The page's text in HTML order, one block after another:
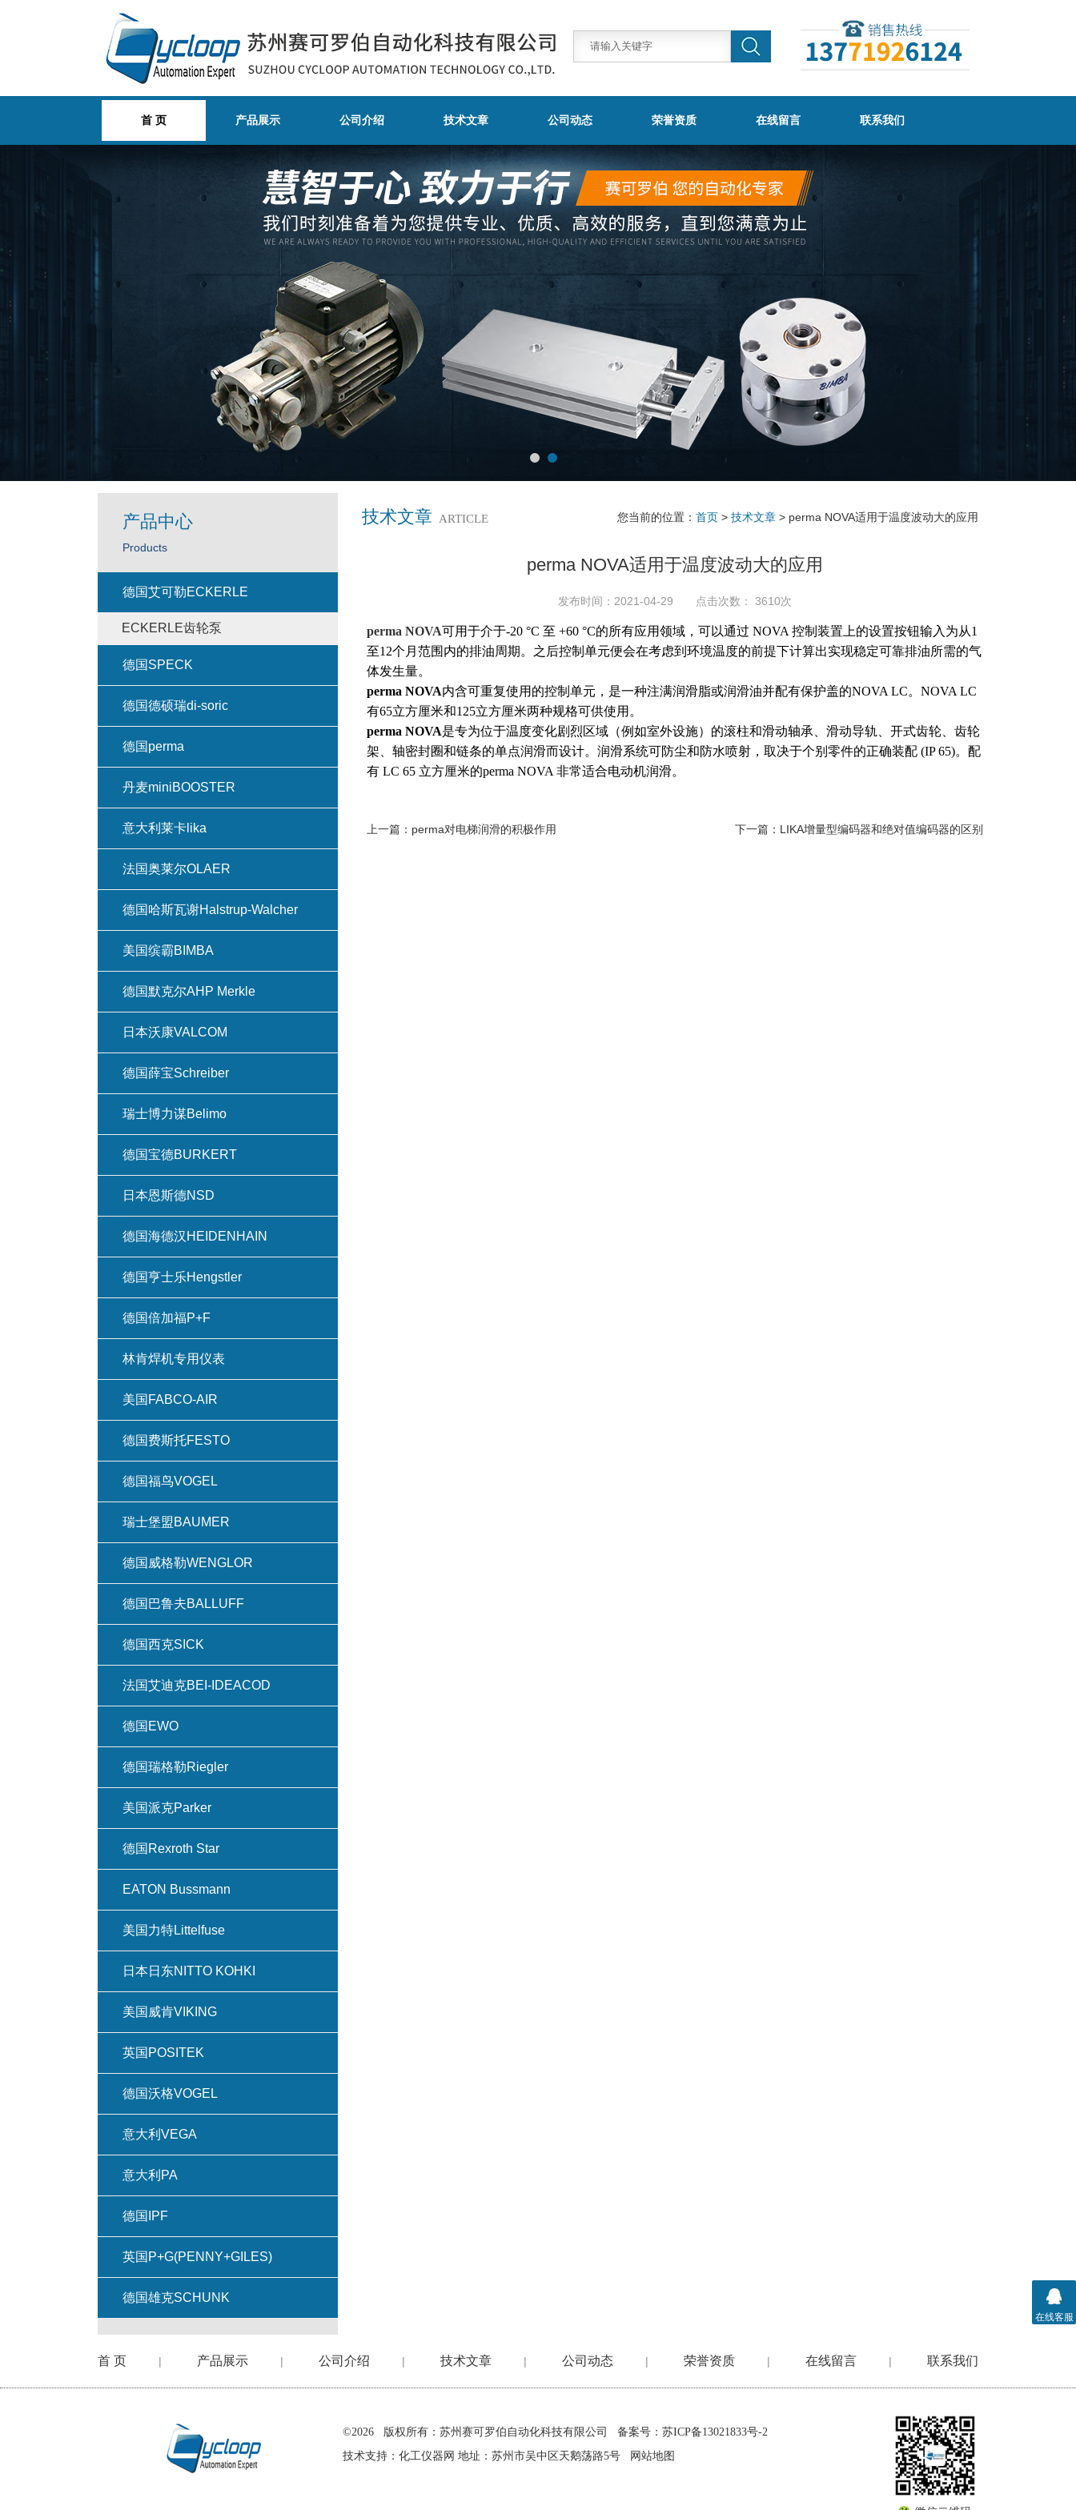
首 页 产品展示 公司介绍 技术文章 公司动态 荣誉资质 在线留言 联系我们
技术文章 ARTICLE 您当前的位置： 首页 > 技术文章 > perma NOVA适用于温度波动大的应用
perma NOVA适用于温度波动大的应用
发布时间：2021-04-29 点击次数： 3610次
perma NOVA可用于介于-20 °C 至 +60 °C的所有应用领域，可以通过 NOVA 控制装置上的设置按钮输入为从1
至12个月范围内的排油周期。之后控制单元便会在考虑到环境温度的前提下计算出实现稳定可靠排油所需的气
体发生量。
perma NOVA内含可重复使用的控制单元，是一种注满润滑脂或润滑油并配有保护盖的NOVA LC。NOVA LC
有65立方厘米和125立方厘米两种规格可供使用。
perma NOVA是专为位于温度变化剧烈区域（例如室外设施）的滚柱和滑动轴承、滑动导轨、开式齿轮、齿轮
架、轴密封圈和链条的单点润滑而设计。润滑系统可防尘和防水喷射，取决于个别零件的正确装配 (IP 65)。配
有 LC 65 立方厘米的perma NOVA 非常适合电动机润滑。
下一篇： LIKA增量型编码器和绝对值编码器的区别
上一篇： perma对电梯润滑的积极作用
产品中心
Products
德国艾可勒ECKERLE
ECKERLE齿轮泵
德国SPECK
德国德硕瑞di-soric
德国perma
丹麦miniBOOSTER
意大利莱卡lika
法国奥莱尔OLAER
德国哈斯瓦谢Halstrup-Walcher
美国缤霸BIMBA
德国默克尔AHP Merkle
日本沃康VALCOM
德国薛宝Schreiber
瑞士博力谋Belimo
德国宝德BURKERT
日本恩斯德NSD
德国海德汉HEIDENHAIN
德国亨士乐Hengstler
德国倍加福P+F
林肯焊机专用仪表
美国FABCO-AIR
德国费斯托FESTO
德国福鸟VOGEL
瑞士堡盟BAUMER
德国威格勒WENGLOR
德国巴鲁夫BALLUFF
德国西克SICK
法国艾迪克BEI-IDEACOD
德国EWO
德国瑞格勒Riegler
美国派克Parker
德国Rexroth Star
EATON Bussmann
美国力特Littelfuse
日本日东NITTO KOHKI
美国威肯VIKING
英国POSITEK
德国沃格VOGEL
意大利VEGA
意大利PA
德国IPF
英国P+G(PENNY+GILES)
德国雄克SCHUNK
首 页 | 产品展示 | 公司介绍 | 技术文章 | 公司动态 | 荣誉资质 | 在线留言 | 联系我们
©2026 版权所有：苏州赛可罗伯自动化科技有限公司 备案号：苏ICP备13021833号-2
技术支持： 化工仪器网 地址：苏州市吴中区天鹅荡路5号 网站地图
在线客服